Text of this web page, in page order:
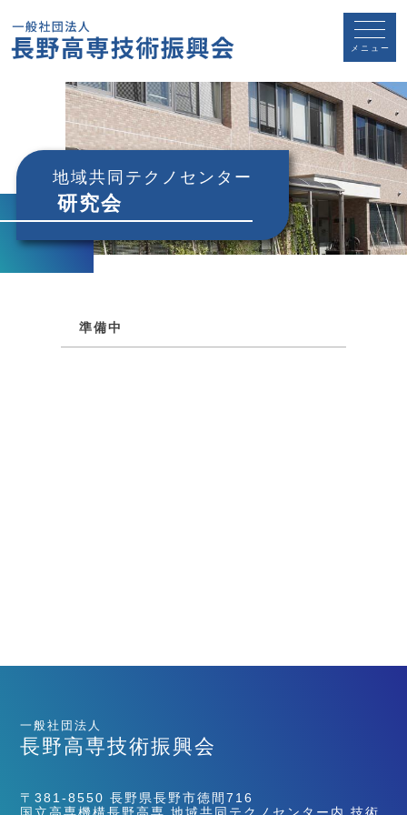
メニュー
地域共同テクノセンター
研究会
準備中
一般社団法人
長野高専技術振興会
〒381-8550 長野県長野市徳間716